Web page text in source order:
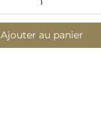
Ajouter au panier